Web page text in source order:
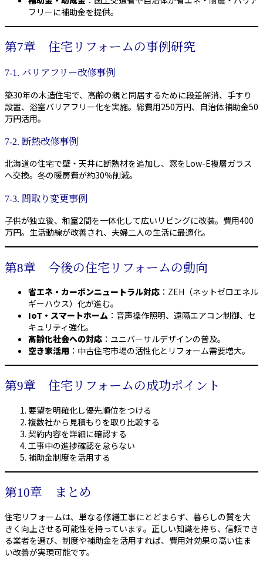
フリーに補助金を提供。
第7章 住宅リフォームの事例研究
7-1. バリアフリー改修事例
築30年の木造住宅で、高齢の親と同居するために段差解消、手すり
設置、浴室バリアフリー化を実施。総費用250万円、自治体補助金50
万円活用。
7-2. 断熱改修事例
北海道の住宅で壁・天井に断熱材を追加し、窓をLow-E複層ガラス
へ交換。冬の暖房費が約30％削減。
7-3. 間取り変更事例
子供が独立後、和室2間を一体化して広いリビングに改装。費用400
万円。生活動線が改善され、夫婦二人の生活に最適化。
第8章 今後の住宅リフォームの動向
省エネ・カーボンニュートラル対応 ：ZEH（ネットゼロエネル
ギーハウス）化が進む。
IoT・スマートホーム ：音声操作照明、遠隔エアコン制御、セ
キュリティ強化。
高齢化社会への対応 ：ユニバーサルデザインの普及。
空き家活用 ：中古住宅市場の活性化とリフォーム需要増大。
第9章 住宅リフォームの成功ポイント
要望を明確化し優先順位をつける
複数社から見積もりを取り比較する
契約内容を詳細に確認する
工事中の進捗確認を怠らない
補助金制度を活用する
第10章 まとめ
住宅リフォームは、単なる修繕工事にとどまらず、暮らしの質を大
きく向上させる可能性を持っています。正しい知識を持ち、信頼でき
る業者を選び、制度や補助金を活用すれば、費用対効果の高い住ま
い改善が実現可能です。